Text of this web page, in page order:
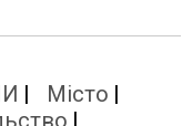
Місто